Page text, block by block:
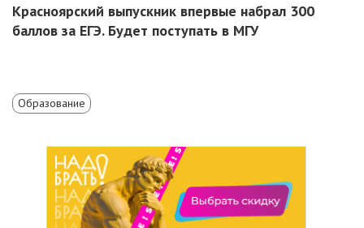
Красноярский выпускник впервые набрал 300
баллов за ЕГЭ. Будет поступать в МГУ
Образование